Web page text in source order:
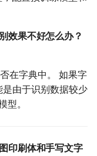
效果不好怎么办？
在字典中。 如果字
由于识别数据较少
型。
印刷体和手写文字